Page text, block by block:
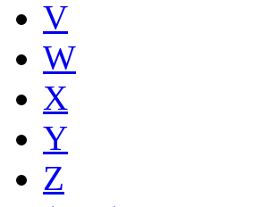
V
W
X
Y
Z